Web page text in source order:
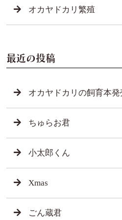
オカヤドカリ繁殖
最近の投稿
オカヤドカリの飼育本発
ちゅらお君
小太郎くん
Xmas
ごん蔵君